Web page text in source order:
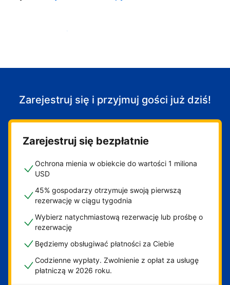
Zacznij przyjmować gości
Zarejestruj się i przyjmuj gości już dziś!
Zarejestruj się bezpłatnie
Ochrona mienia w obiekcie do wartości 1 miliona
USD
45% gospodarzy otrzymuje swoją pierwszą
rezerwację w ciągu tygodnia
Wybierz natychmiastową rezerwację lub prośbę o
rezerwację
Będziemy obsługiwać płatności za Ciebie
Codzienne wypłaty. Zwolnienie z opłat za usługę
płatniczą w 2026 roku.